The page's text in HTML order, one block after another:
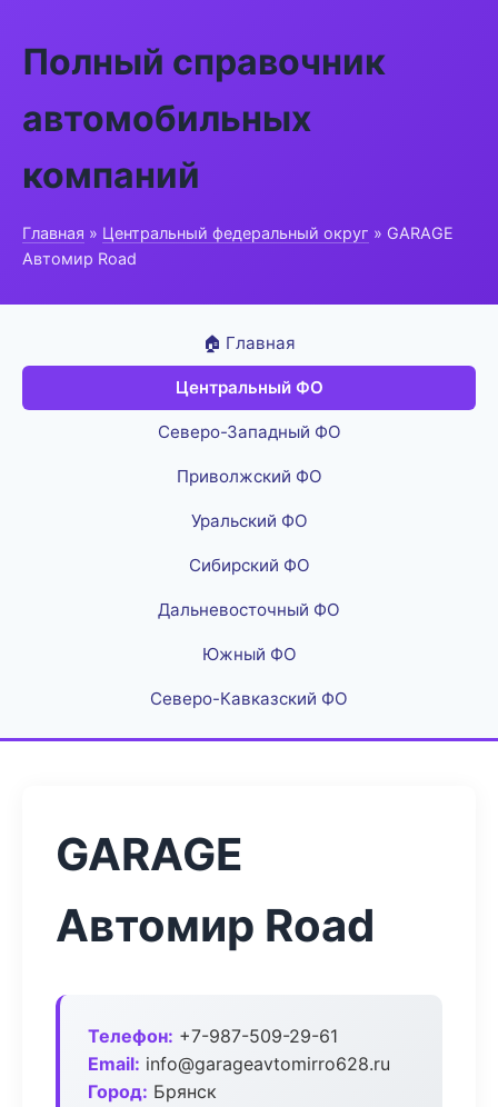
Полный справочник
автомобильных
компаний
Главная » Центральный федеральный округ » GARAGE
Автомир Road
🏠 Главная
Центральный ФО
Северо-Западный ФО
Приволжский ФО
Уральский ФО
Сибирский ФО
Дальневосточный ФО
Южный ФО
Северо-Кавказский ФО
GARAGE
Автомир Road
Телефон: +7-987-509-29-61
Email: info@garageavtomirro628.ru
Город: Брянск